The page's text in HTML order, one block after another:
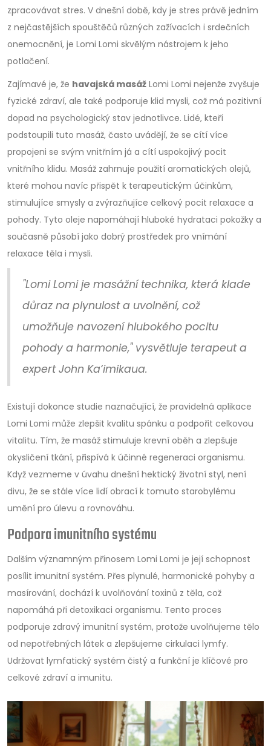
zpracovávat stres. V dnešní době, kdy je stres právě jedním
z nejčastějších spouštěčů různých zažívacích i srdečních
onemocnění, je Lomi Lomi skvělým nástrojem k jeho
potlačení.
Zajímavé je, že havajská masáž Lomi Lomi nejenže zvyšuje
fyzické zdraví, ale také podporuje klid mysli, což má pozitivní
dopad na psychologický stav jednotlivce. Lidé, kteří
podstoupili tuto masáž, často uvádějí, že se cítí více
propojeni se svým vnitřním já a cítí uspokojivý pocit
vnitřního klidu. Masáž zahrnuje použití aromatických olejů,
které mohou navíc přispět k terapeutickým účinkům,
stimulujíce smysly a zvýrazňujíce celkový pocit relaxace a
pohody. Tyto oleje napomáhají hluboké hydrataci pokožky a
současně působí jako dobrý prostředek pro vnímání
relaxace těla i mysli.
"Lomi Lomi je masážní technika, která klade
důraz na plynulost a uvolnění, což
umožňuje navození hlubokého pocitu
pohody a harmonie," vysvětluje terapeut a
expert John Ka‘imikaua.
Existují dokonce studie naznačující, že pravidelná aplikace
Lomi Lomi může zlepšit kvalitu spánku a podpořit celkovou
vitalitu. Tím, že masáž stimuluje krevní oběh a zlepšuje
okysličení tkání, přispívá k účinné regeneraci organismu.
Když vezmeme v úvahu dnešní hektický životní styl, není
divu, že se stále více lidí obrací k tomuto starobylému
umění pro úlevu a rovnováhu.
Podpora imunitního systému
Dalším významným přínosem Lomi Lomi je její schopnost
posílit imunitní systém. Přes plynulé, harmonické pohyby a
masírování, dochází k uvolňování toxinů z těla, což
napomáhá při detoxikaci organismu. Tento proces
podporuje zdravý imunitní systém, protože uvolňujeme tělo
od nepotřebných látek a zlepšujeme cirkulaci lymfy.
Udržovat lymfatický systém čistý a funkční je klíčové pro
celkové zdraví a imunitu.